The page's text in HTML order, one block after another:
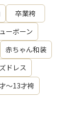
卒業袴
ーボーン
赤ちゃん和装
ドレス
～13才袴